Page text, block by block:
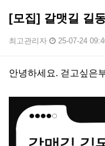
[모집] 갈맷길 길
최고관리자 25-07-24
본문
안녕하세요. 걷고싶은